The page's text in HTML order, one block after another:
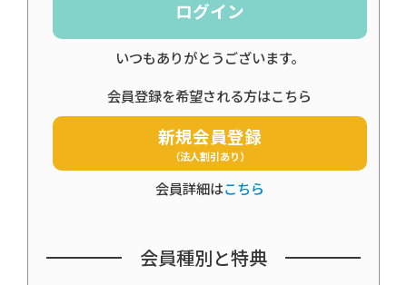
ログイン
いつもありがとうございます。
会員登録を希望される方はこちら
新規会員登録
（法人割引あり）
会員詳細はこちら
会員種別と特典